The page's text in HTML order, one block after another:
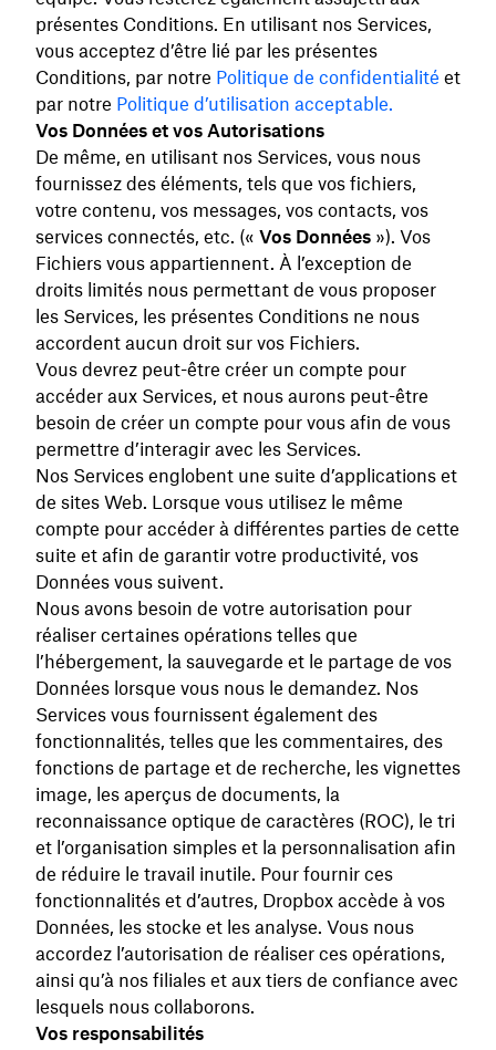
présentes Conditions. En utilisant nos Services,
vous acceptez d’être lié par les présentes
Conditions, par notre Politique de confidentialité et
par notre Politique d’utilisation acceptable.
Vos Données et vos Autorisations
De même, en utilisant nos Services, vous nous
fournissez des éléments, tels que vos fichiers,
votre contenu, vos messages, vos contacts, vos
services connectés, etc. (« Vos Données »). Vos
Fichiers vous appartiennent. À l’exception de
droits limités nous permettant de vous proposer
les Services, les présentes Conditions ne nous
accordent aucun droit sur vos Fichiers.
Vous devrez peut-être créer un compte pour
accéder aux Services, et nous aurons peut-être
besoin de créer un compte pour vous afin de vous
permettre d’interagir avec les Services.
Nos Services englobent une suite d’applications et
de sites Web. Lorsque vous utilisez le même
compte pour accéder à différentes parties de cette
suite et afin de garantir votre productivité, vos
Données vous suivent.
Nous avons besoin de votre autorisation pour
réaliser certaines opérations telles que
l’hébergement, la sauvegarde et le partage de vos
Données lorsque vous nous le demandez. Nos
Services vous fournissent également des
fonctionnalités, telles que les commentaires, des
fonctions de partage et de recherche, les vignettes
image, les aperçus de documents, la
reconnaissance optique de caractères (ROC), le tri
et l’organisation simples et la personnalisation afin
de réduire le travail inutile. Pour fournir ces
fonctionnalités et d’autres, Dropbox accède à vos
Données, les stocke et les analyse. Vous nous
accordez l’autorisation de réaliser ces opérations,
ainsi qu’à nos filiales et aux tiers de confiance avec
lesquels nous collaborons.
Vos responsabilités